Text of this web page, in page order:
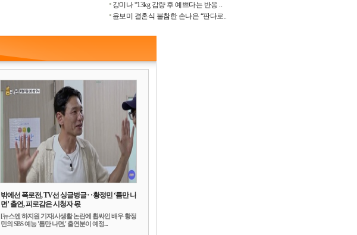
강미나 “13kg 감량 후 예쁘다는 반응 ..
윤보미 결혼식 불참한 손나은 “판다로..
밖에선 폭로전, TV선 싱글벙글‥황정민 ‘틈만 나
면’ 출연, 피로감은 시청자 몫
[뉴스엔 하지원 기자]사생활 논란에 휩싸인 배우 황정
민의 SBS 예능 '틈만 나면,' 출연분이 예정...